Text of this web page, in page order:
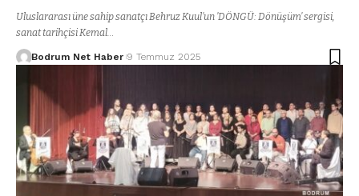
Uluslararası üne sahip sanatçı Behruz Kuul’un ’DÖNGÜ: Dönüşüm’ sergisi,
sanat tarihçisi Kemal…
Bodrum Net Haber 9 Temmuz 2025